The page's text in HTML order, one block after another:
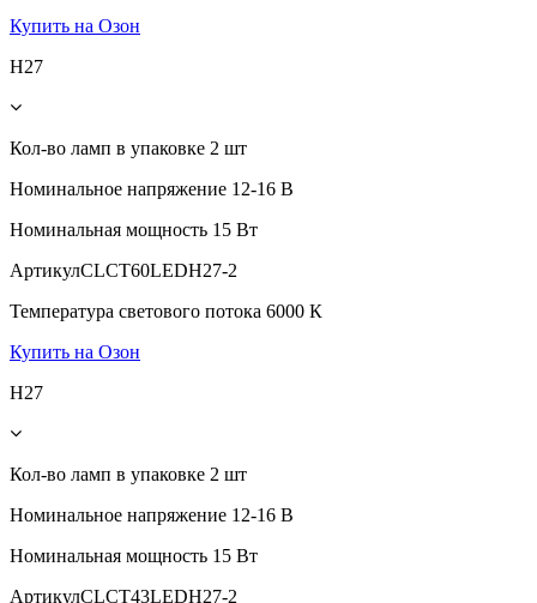
Купить на Озон
H27
Кол-во ламп в упаковке 2 шт
Номинальное напряжение 12-16 В
Номинальная мощность 15 Вт
АртикулCLCT60LEDH27-2
Температура светового потока 6000 К
Купить на Озон
H27
Кол-во ламп в упаковке 2 шт
Номинальное напряжение 12-16 В
Номинальная мощность 15 Вт
АртикулCLCT43LEDH27-2